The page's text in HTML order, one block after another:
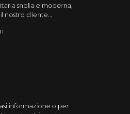
snella e moderna,
nostro cliente...
informazione o per